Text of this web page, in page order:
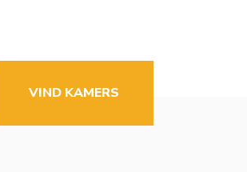
VIND KAMERS